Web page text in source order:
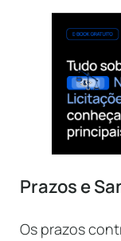
Prazos e
Os prazos